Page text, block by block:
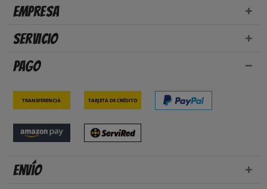
Empresa
Servicio
Pago
Transferencia Tarjeta de crédito
Envío